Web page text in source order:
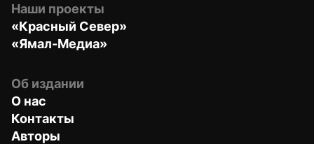
Наши проекты
«Красный Север»
«Ямал-Медиа»
Об издании
О нас
Контакты
Авторы